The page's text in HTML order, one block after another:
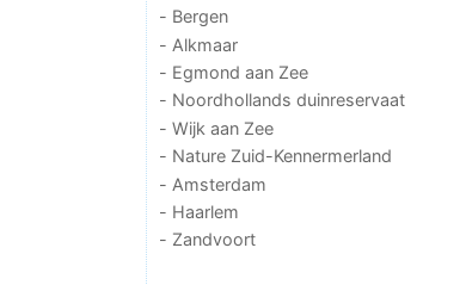
- Bergen
- Alkmaar
- Egmond aan Zee
- Noordhollands duinreservaat
- Wijk aan Zee
- Nature Zuid-Kennermerland
- Amsterdam
- Haarlem
- Zandvoort